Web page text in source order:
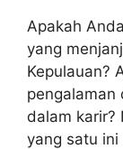
Apakah
yang
Kepulauan?
pengalaman
dalam karir?
yang satu